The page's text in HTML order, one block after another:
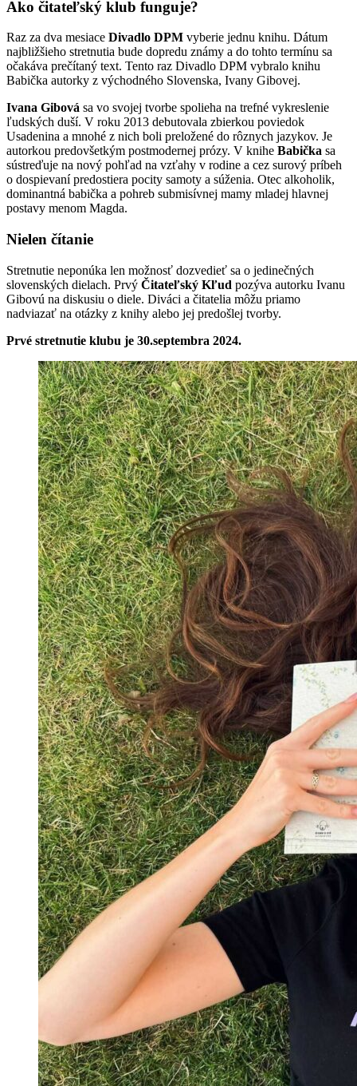
Ako čitateľský klub funguje?
Raz za dva mesiace Divadlo DPM vyberie jednu knihu. Dátum
najbližšieho stretnutia bude dopredu známy a do tohto termínu sa
očakáva prečítaný text. Tento raz Divadlo DPM vybralo knihu
Babička autorky z východného Slovenska, Ivany Gibovej.
Ivana Gibová sa vo svojej tvorbe spolieha na trefné vykreslenie
ľudských duší. V roku 2013 debutovala zbierkou poviedok
Usadenina a mnohé z nich boli preložené do rôznych jazykov. Je
autorkou predovšetkým postmodernej prózy. V knihe Babička sa
sústreďuje na nový pohľad na vzťahy v rodine a cez surový príbeh
o dospievaní predostiera pocity samoty a súženia. Otec alkoholik,
dominantná babička a pohreb submisívnej mamy mladej hlavnej
postavy menom Magda.
Nielen čítanie
Stretnutie neponúka len možnosť dozvedieť sa o jedinečných
slovenských dielach. Prvý Čitateľský Kľud pozýva autorku Ivanu
Gibovú na diskusiu o diele. Diváci a čitatelia môžu priamo
nadviazať na otázky z knihy alebo jej predošlej tvorby.
Prvé stretnutie klubu je 30.septembra 2024.